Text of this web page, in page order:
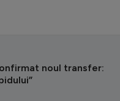
noul transfer: